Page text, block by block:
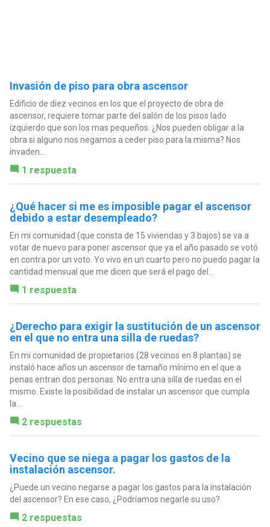
Invasión de piso para obra ascensor
Edificio de diez vecinos en los que el proyecto de obra de
ascensor, requiere tomar parte del salón de los pisos lado
izquierdo que son los mas pequeños. ¿Nos pueden obligar a la
obra si alguno nos negamos a ceder piso para la misma? Nos
invaden...
1 respuesta
¿Qué hacer si me es imposible pagar el ascensor
debido a estar desempleado?
En mi comunidad (que consta de 15 viviendas y 3 bajos) se va a
votar de nuevo para poner ascensor que ya el año pasado se votó
en contra por un voto. Yo vivo en un cuarto pero no puedo pagar la
cantidad mensual que me dicen que será el pago del...
1 respuesta
¿Derecho para exigir la sustitución de un ascensor
en el que no entra una silla de ruedas?
En mi comunidad de propietarios (28 vecinos en 8 plantas) se
instaló hace años un ascensor de tamaño mínimo en el que a
penas entran dos personas. No entra una silla de ruedas en el
mismo. Existe la posibilidad de instalar un ascensor que cumpla
la...
2 respuestas
Vecino que se niega a pagar los gastos de la
instalación ascensor.
¿Puede un vecino negarse a pagar los gastos para la instalación
del ascensor? En ese caso, ¿Podríamos negarle su uso?
2 respuestas